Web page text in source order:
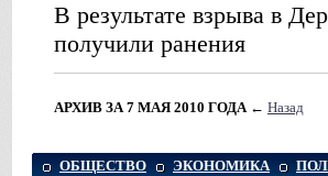
В результате взрыва в
получили ранения
АРХИВ ЗА 7 МАЯ 2010 ГОДА ← Назад
ОБЩЕСТВО ЭКОНОМИКА